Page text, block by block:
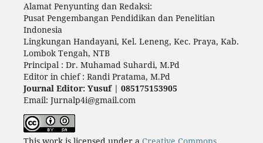
Alamat Penyunting dan Redaksi:
Pusat Pengembangan Pendidikan dan Penelitian
Indonesia
Lingkungan Handayani, Kel. Leneng, Kec. Praya, Kab.
Lombok Tengah, NTB
Principal : Dr. Muhamad Suhardi, M.Pd
Editor in chief : Randi Pratama, M.Pd
Journal Editor: Yusuf | 085175153905
Email: Jurnalp4i@gmail.com